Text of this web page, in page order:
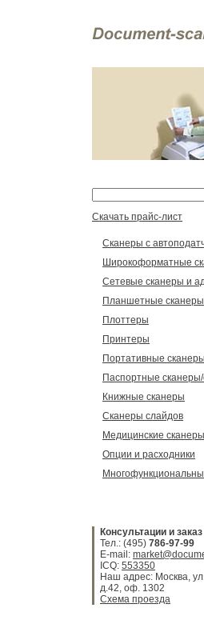
Скачать прайс-лист
Сканеры с
Широкоформатные
Сетевые сканеры и
Планшетные сканеры
Плоттеры
Принтеры
Портативные сканеры
Паспортные
Книжные сканеры
Сканеры слайдов
Медицинские сканеры
Опции и расходники
Консультации и заказ
Тел.: (495) 786-97-99
E-mail:
ICQ: 553350
Наш адрес: Москва,
д.42, оф. 1302
Схема проезда